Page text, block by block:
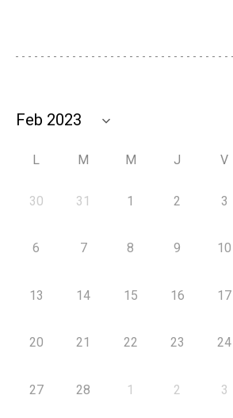
L M M J V
30 31 1 2 3
6 7 8 9 10
13 14 15 16 17
20 21 22 23 24
27 28 1 2 3